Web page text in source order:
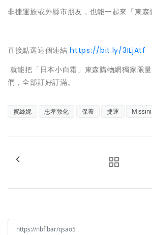
非捷運族或外縣市朋友，也能一起來「東森
直接點選這個連結https://bit.ly/3ILjAtf
就能把「日本小白霜」東森購物網獨家限
們，全部訂好訂滿。
蜜絲妮 忠孝敦化 保養 捷運 Missini